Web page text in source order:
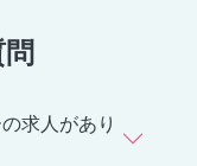
求人があり